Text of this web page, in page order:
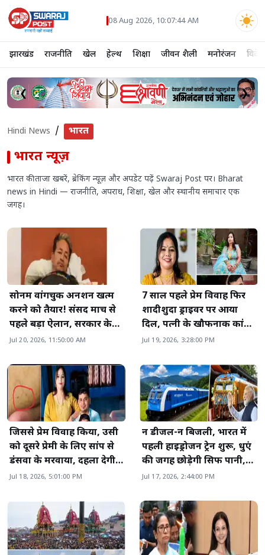
08 Aug 2026, 10:07:44 AM
झारखंड राजनीति खेल हेल्थ शिक्षा जीवन शैली मनोरंजन विदेश
❮ ❯
Hindi News भारत
भारत न्यूज़
भारत की ताजा खबरें, ब्रेकिंग न्यूज़ और अपडेट पढ़ें Swaraj Post पर। Bharat
news in Hindi — राजनीति, अपराध, शिक्षा, खेल और स्थानीय समाचार एक
जगह।
सोनम वांगचुक अनशन खत्म
करने को तैयार! संसद मार्च से
पहले बड़ा ऐलान, सरकार के
सामने रखी 3 शर्तें
Jul 20, 2026, 11:50:00 AM
7 साल पहले प्रेम विवाह फिर
शादीशुदा ड्राइवर पर आया
दिल, पत्नी के खौफनाक कांड
से देश हिल गया
Jul 19, 2026, 3:28:00 PM
जिससे प्रेम विवाह किया, उसी
को दूसरे प्रेमी के लिए सांप से
डंसवा के मरवाया, दहला देगी
ये खबर
Jul 18, 2026, 5:01:00 PM
न डीजल-न बिजली, भारत में
पहली हाइड्रोजन ट्रेन शुरू, धुएं
की जगह छोड़ेगी सिर्फ पानी,
जानिए खासियत
Jul 17, 2026, 2:44:00 PM